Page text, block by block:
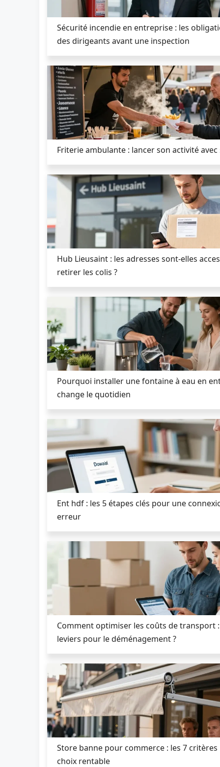
Sécurité incendie en entreprise : les
des dirigeants avant une inspection
Friterie ambulante : lancer son activité avec
Hub Lieusaint : les adresses sont-elles
retirer les colis ?
Pourquoi installer une fontaine à eau en
change le quotidien
Ent hdf : les 5 étapes clés pour une
erreur
Comment optimiser les coûts de transport
leviers pour le déménagement ?
Store banne pour commerce : les 7
choix rentable